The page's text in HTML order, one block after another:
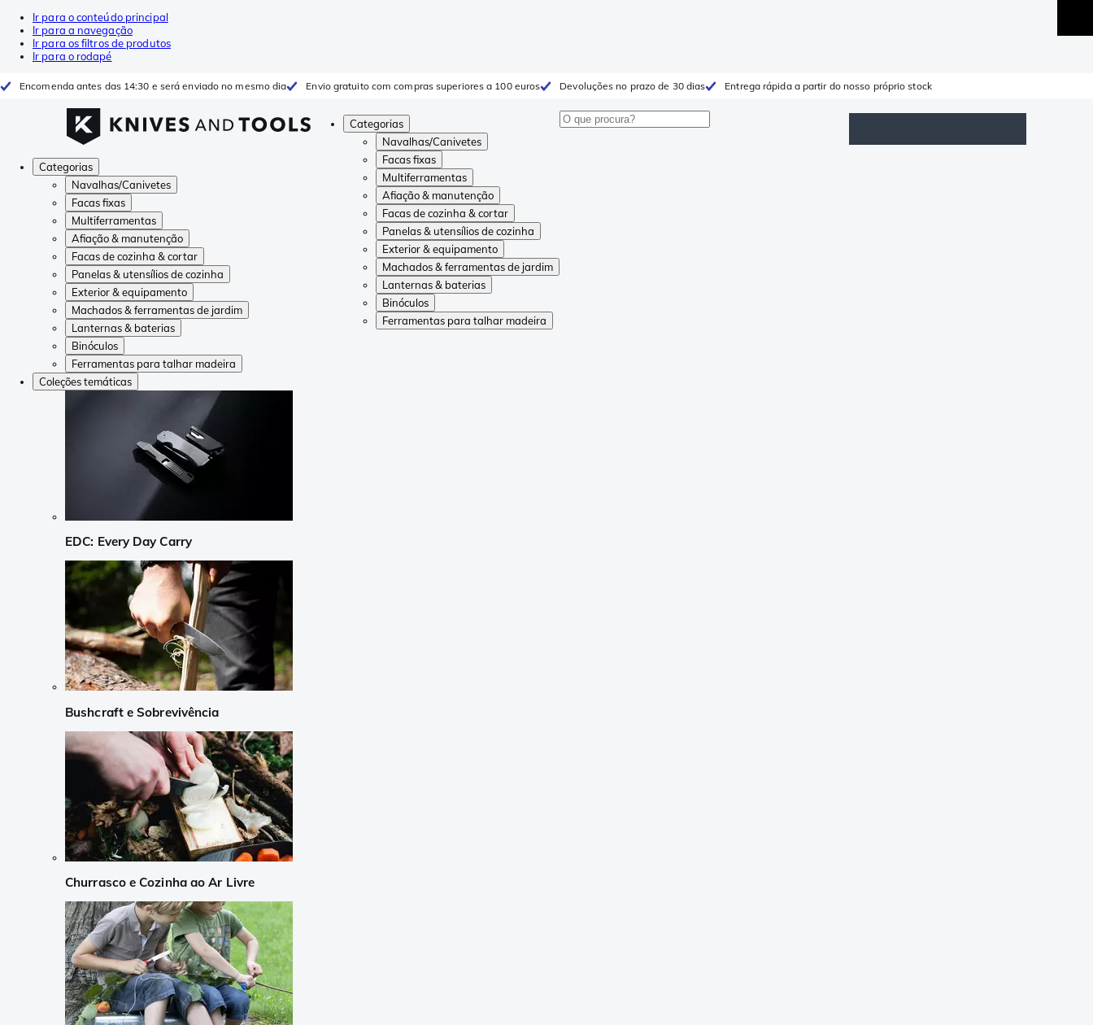
Ir para o conteúdo principal
Ir para a navegação
Ir para os filtros de produtos
Ir para o rodapé
Encomenda antes das 14:30 e será enviado no mesmo dia Envio gratuito com compras superiores a 100 euros Devoluções no prazo de 30 dias Entrega rápida a partir do nosso próprio stock
Categorias
Navalhas/Canivetes
Facas fixas
Multiferramentas
Afiação & manutenção
Facas de cozinha & cortar
Panelas & utensílios de cozinha
Exterior & equipamento
Machados & ferramentas de jardim
Lanternas & baterias
Binóculos
Ferramentas para talhar madeira
Categorias
Navalhas/Canivetes
Facas fixas
Multiferramentas
Afiação & manutenção
Facas de cozinha & cortar
Panelas & utensílios de cozinha
Exterior & equipamento
Machados & ferramentas de jardim
Lanternas & baterias
Binóculos
Ferramentas para talhar madeira
Coleções temáticas
EDC: Every Day Carry
Bushcraft e Sobrevivência
Churrasco e Cozinha ao Ar Livre